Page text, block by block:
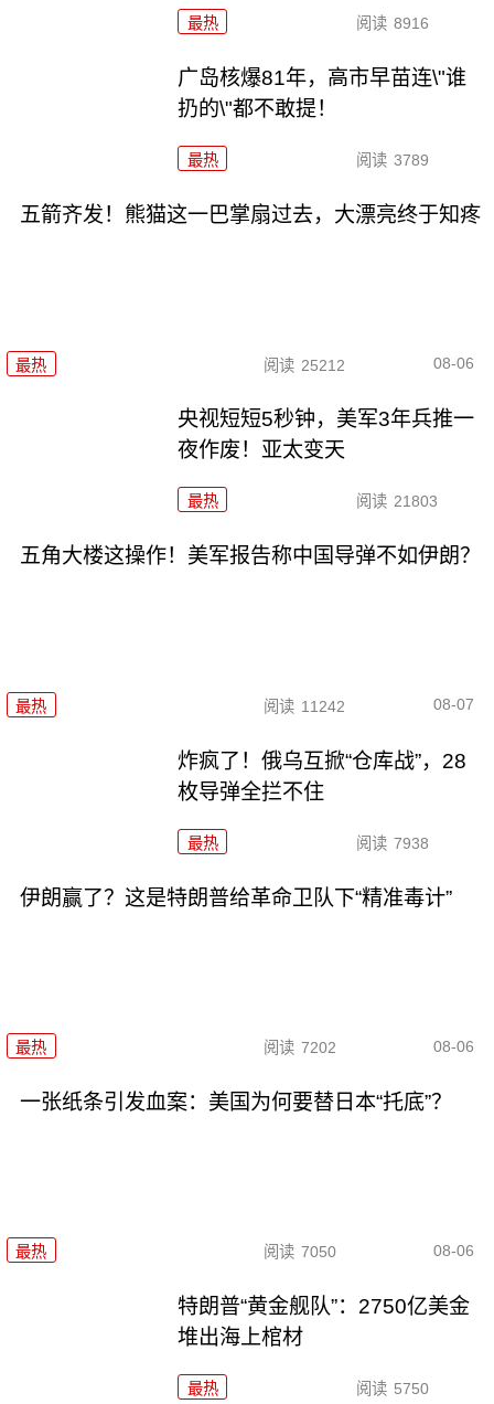
最热 阅读 8916
广岛核爆81年，高市早苗连\"谁
扔的\"都不敢提！
最热 阅读 3789
五箭齐发！熊猫这一巴掌扇过去，大漂亮终于知疼
最热 阅读 25212 08-06
央视短短5秒钟，美军3年兵推一
夜作废！亚太变天
最热 阅读 21803
五角大楼这操作！美军报告称中国导弹不如伊朗？
最热 阅读 11242 08-07
炸疯了！俄乌互掀“仓库战”，28
枚导弹全拦不住
最热 阅读 7938
伊朗赢了？这是特朗普给革命卫队下“精准毒计”
最热 阅读 7202 08-06
一张纸条引发血案：美国为何要替日本“托底”？
最热 阅读 7050 08-06
特朗普“黄金舰队”：2750亿美金
堆出海上棺材
最热 阅读 5750